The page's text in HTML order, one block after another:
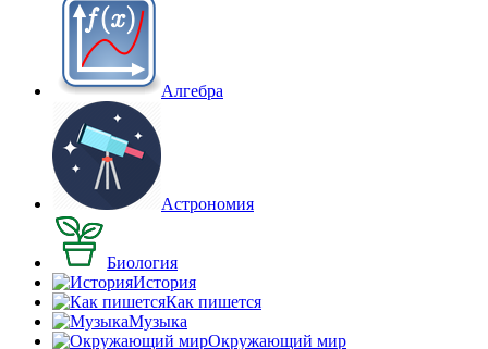
Алгебра
Астрономия
Биология
История
Как пишется
Музыка
Окружающий мир